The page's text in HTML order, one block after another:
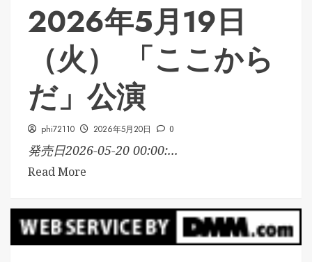
2026年5月19日
（火） 「ここから
だ」公演
phi72110 2026年5月20日 0
発売日2026-05-20 00:00:...
Read More